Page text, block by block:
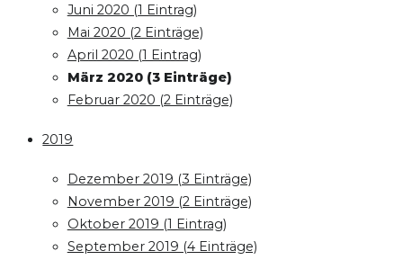
Juni 2020 (1 Eintrag)
Mai 2020 (2 Einträge)
April 2020 (1 Eintrag)
März 2020 (3 Einträge)
Februar 2020 (2 Einträge)
2019
Dezember 2019 (3 Einträge)
November 2019 (2 Einträge)
Oktober 2019 (1 Eintrag)
September 2019 (4 Einträge)